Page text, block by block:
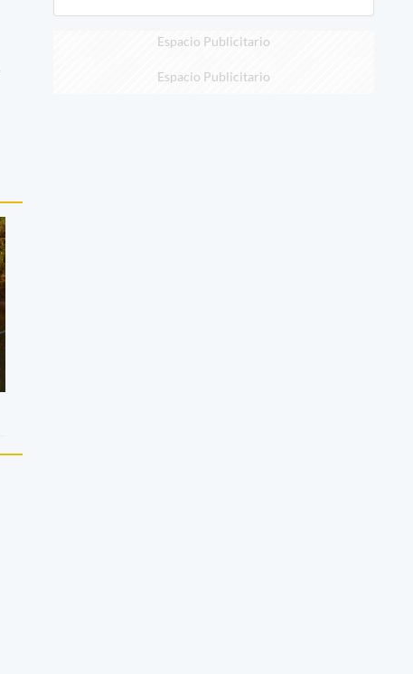
Espacio Publicitario
Espacio Publicitario